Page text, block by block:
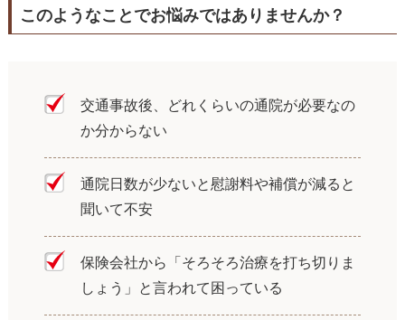
このようなことでお悩みではありませんか？
交通事故後、どれくらいの通院が必要なの
か分からない
通院日数が少ないと慰謝料や補償が減ると
聞いて不安
保険会社から「そろそろ治療を打ち切りま
しょう」と言われて困っている